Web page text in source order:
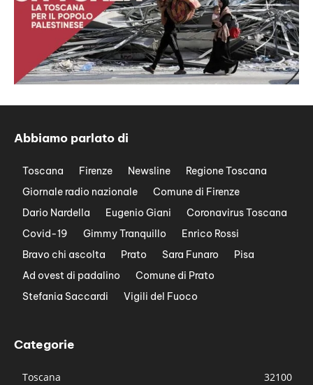
Abbiamo parlato di
Toscana Firenze Newsline
Regione Toscana
Giornale radio nazionale
Comune di Firenze
Dario Nardella
Eugenio Giani
Coronavirus Toscana
Covid-19
Gimmy Tranquillo
Enrico Rossi
Bravo chi ascolta
Prato Sara Funaro
Pisa
Ad ovest di padalino
Comune di Prato
Stefania Saccardi
Vigili del Fuoco
Categorie
Toscana
32100